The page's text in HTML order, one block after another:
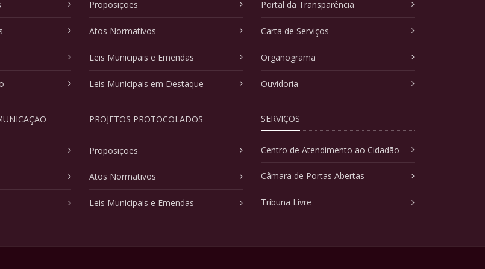
Proposições
Atos Normativos
Leis Municipais e Emendas
Leis Municipais em Destaque
PROJETOS PROTOCOLADOS
Proposições
Atos Normativos
Leis Municipais e Emendas
Portal da Transparência
Carta de Serviços
Organograma
Ouvidoria
SERVIÇOS
Centro de Atendimento ao Cidadão
Câmara de Portas Abertas
Tribuna Livre